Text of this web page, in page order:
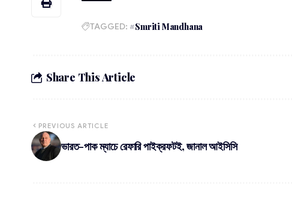
TAGGED: #Smriti Mandhana
Share This Article
PREVIOUS ARTICLE
ভারত-পাক ম্যাচে রেফারি পাইক্রফটই, জানাল আইসিসি